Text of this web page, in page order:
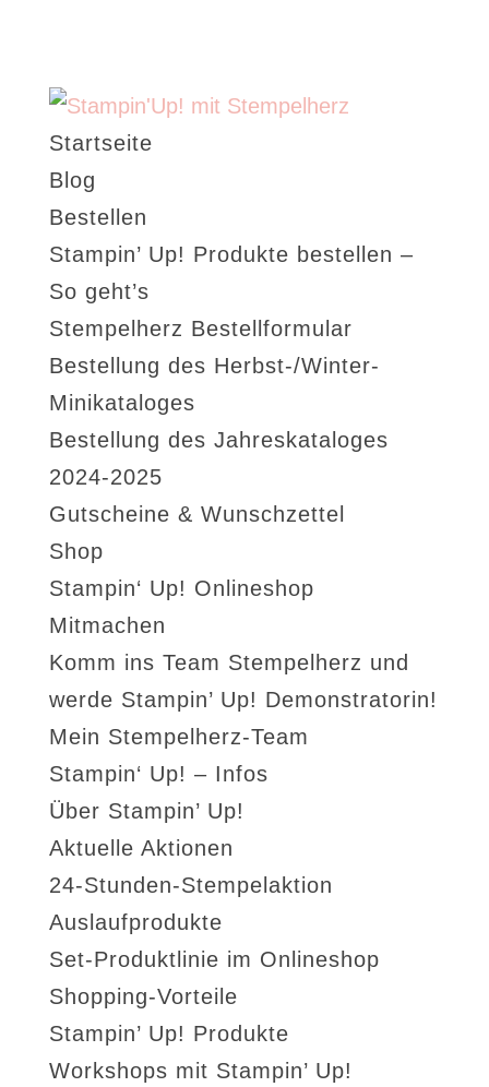
Startseite
Blog
Bestellen
Stampin’ Up! Produkte bestellen –
So geht’s
Stempelherz Bestellformular
Bestellung des Herbst-/Winter-
Minikataloges
Bestellung des Jahreskataloges
2024-2025
Gutscheine & Wunschzettel
Shop
Stampin‘ Up! Onlineshop
Mitmachen
Komm ins Team Stempelherz und
werde Stampin’ Up! Demonstratorin!
Mein Stempelherz-Team
Stampin‘ Up! – Infos
Über Stampin’ Up!
Aktuelle Aktionen
24-Stunden-Stempelaktion
Auslaufprodukte
Set-Produktlinie im Onlineshop
Shopping-Vorteile
Stampin’ Up! Produkte
Workshops mit Stampin’ Up!